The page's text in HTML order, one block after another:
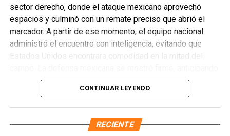
sector derecho, donde el ataque mexicano aprovechó
espacios y culminó con un remate preciso que abrió el
marcador. A partir de ese momento, el equipo nacional
administró el encuentro con inteligencia, evitando que
Estados Unidos encontrara comodidad en la mitad del
cada intento de reacción y cerrando líneas para impedir
avances peligrosos.CONTINUAR LEYENDO
RECIENTE